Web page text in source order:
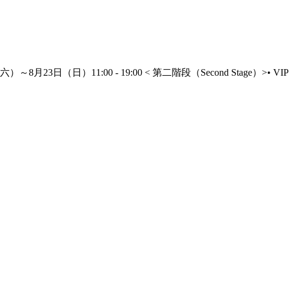
～8月23日（日）11:00 - 19:00 < 第二階段（Second Stage）>• VIP